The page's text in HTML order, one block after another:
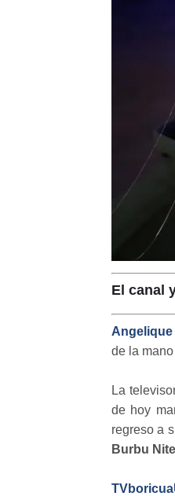
El canal
de la
La
de hoy
regreso a
Burbu Nite